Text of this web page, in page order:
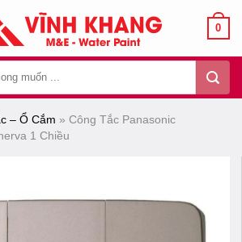
0
– Ổ Cắm » Công Tắc Panasonic
1 Chiều